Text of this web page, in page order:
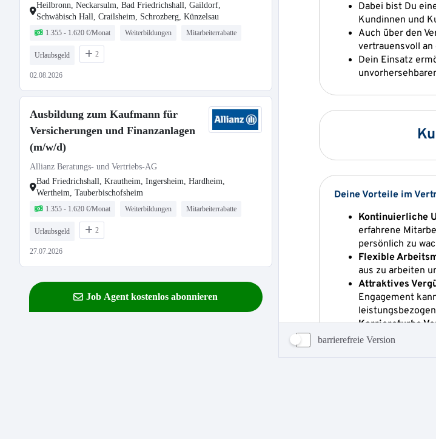
Heilbronn, Neckarsulm, Bad Friedrichshall, Gaildorf,
Schwäbisch Hall, Crailsheim, Schrozberg, Künzelsau
1.355 - 1.620 €/Monat Weiterbildungen Mitarbeiterrabatte
Urlaubsgeld 2
02.08.2026
Ausbildung zum Kaufmann für
Versicherungen und Finanzanlagen
(m/w/d)
Allianz Beratungs- und Vertriebs-AG
Bad Friedrichshall, Krautheim, Ingersheim, Hardheim,
Wertheim, Tauberbischofsheim
1.355 - 1.620 €/Monat Weiterbildungen Mitarbeiterrabatte
Urlaubsgeld 2
27.07.2026
Job Agent kostenlos abonnieren
barrierefreie Version